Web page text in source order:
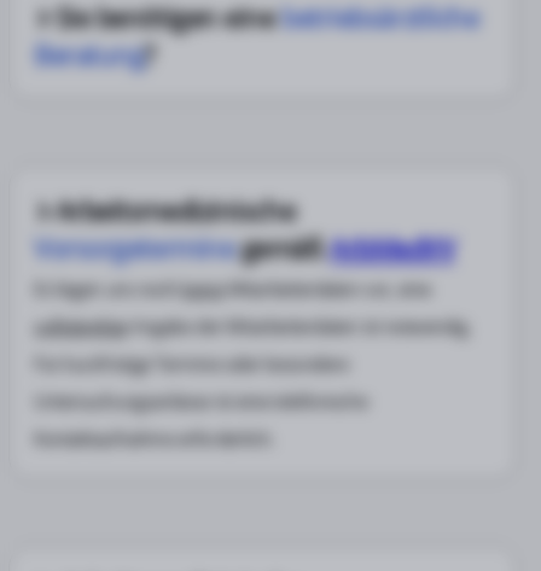
Sie benötigen einebetriebsärztliche
Beratung?
Arbeitsmedizinische
VorsorgeterminegemäßArbMedVV
Es liegen uns noch keine Mitarbeiterdaten vor, eine
vollständige Angabe der Mitarbeiterdaten ist notwendig.
Für kurzfristige Termine oder besondere
Untersuchungsanlässe ist eine telefonische
Kontaktaufnahme erforderlich.